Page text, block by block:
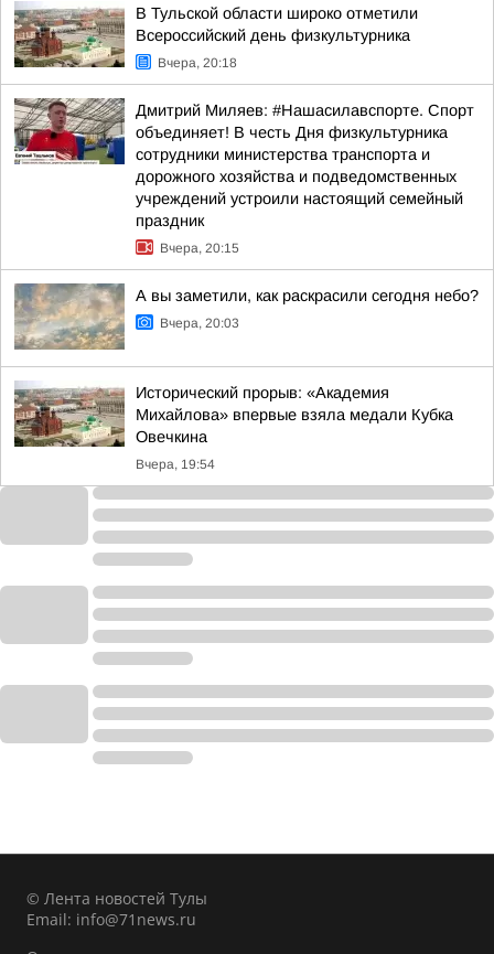
В Тульской области широко отметили
Всероссийский день физкультурника
Вчера, 20:18
Дмитрий Миляев: #Нашасилавспорте. Спорт
объединяет! В честь Дня физкультурника
сотрудники министерства транспорта и
дорожного хозяйства и подведомственных
учреждений устроили настоящий семейный
праздник
Вчера, 20:15
А вы заметили, как раскрасили сегодня небо?
Вчера, 20:03
Исторический прорыв: «Академия
Михайлова» впервые взяла медали Кубка
Овечкина
Вчера, 19:54
© Лента новостей Тулы
Email: info@71news.ru